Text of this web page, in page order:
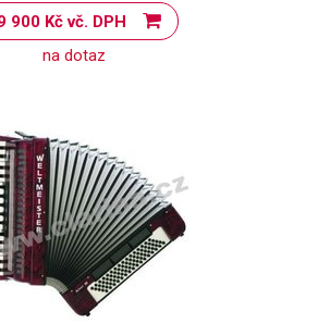
89 900 Kč vč. DPH
na dotaz